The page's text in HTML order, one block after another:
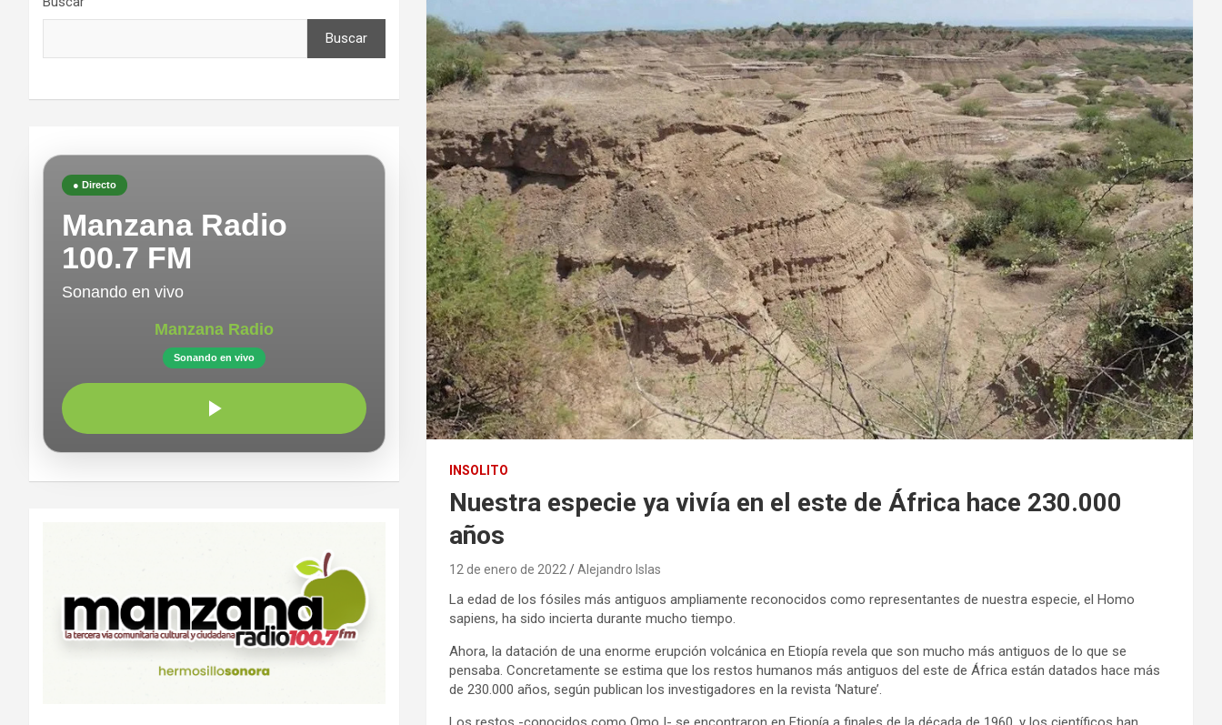
INSOLITO
Nuestra especie ya vivía en el este de África hace 230.000
años
12 de enero de 2022 Alejandro Islas
La edad de los fósiles más antiguos ampliamente reconocidos como representantes de nuestra especie, el Homo
sapiens, ha sido incierta durante mucho tiempo.
Ahora, la datación de una enorme erupción volcánica en Etiopía revela que son mucho más antiguos de lo que se
pensaba. Concretamente se estima que los restos humanos más antiguos del este de África están datados hace más
de 230.000 años, según publican los investigadores en la revista ‘Nature’.
Buscar
● Directo
Manzana Radio
100.7 FM
Sonando en vivo
Manzana Radio
Sonando en vivo